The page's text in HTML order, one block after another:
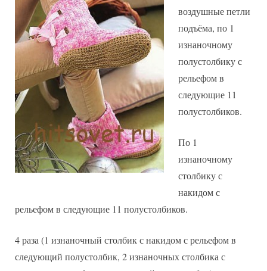
воздушные петли
подъёма, по 1
изнаночному
полустолбику с
рельефом в
следующие 11
полустолбиков.
По 1
изнаночному
столбику с
накидом с
рельефом в следующие 11 полустолбиков.
4 раза (1 изнаночный столбик с накидом с рельефом в
следующий полустолбик, 2 изнаночных столбика с